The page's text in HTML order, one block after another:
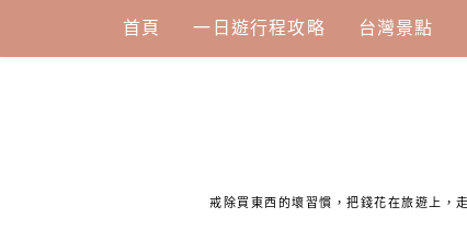
content
首頁 一日遊行程攻略 台灣景點
戒除買東西的壞習慣，把錢花在旅遊上，